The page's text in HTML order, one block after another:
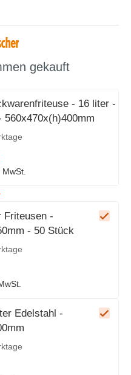
gekauft
- 16 liter -
560x470x(h)400mm
Friteusen -
- 50 Stück
Edelstahl -